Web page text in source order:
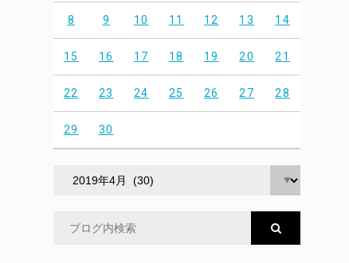
8 9 10 11 12 13 14
15 16 17 18 19 20 21
22 23 24 25 26 27 28
29 30